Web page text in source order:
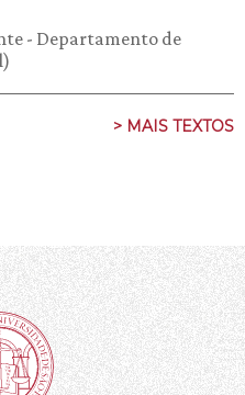
- Departamento de
> MAIS TEXTOS